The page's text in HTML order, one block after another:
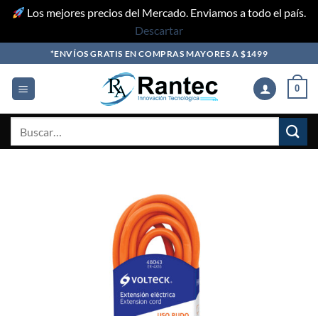
Los mejores precios del Mercado. Enviamos a todo el país.
Descartar
to
content
*ENVÍOS GRATIS EN COMPRAS MAYORES A $1499
0